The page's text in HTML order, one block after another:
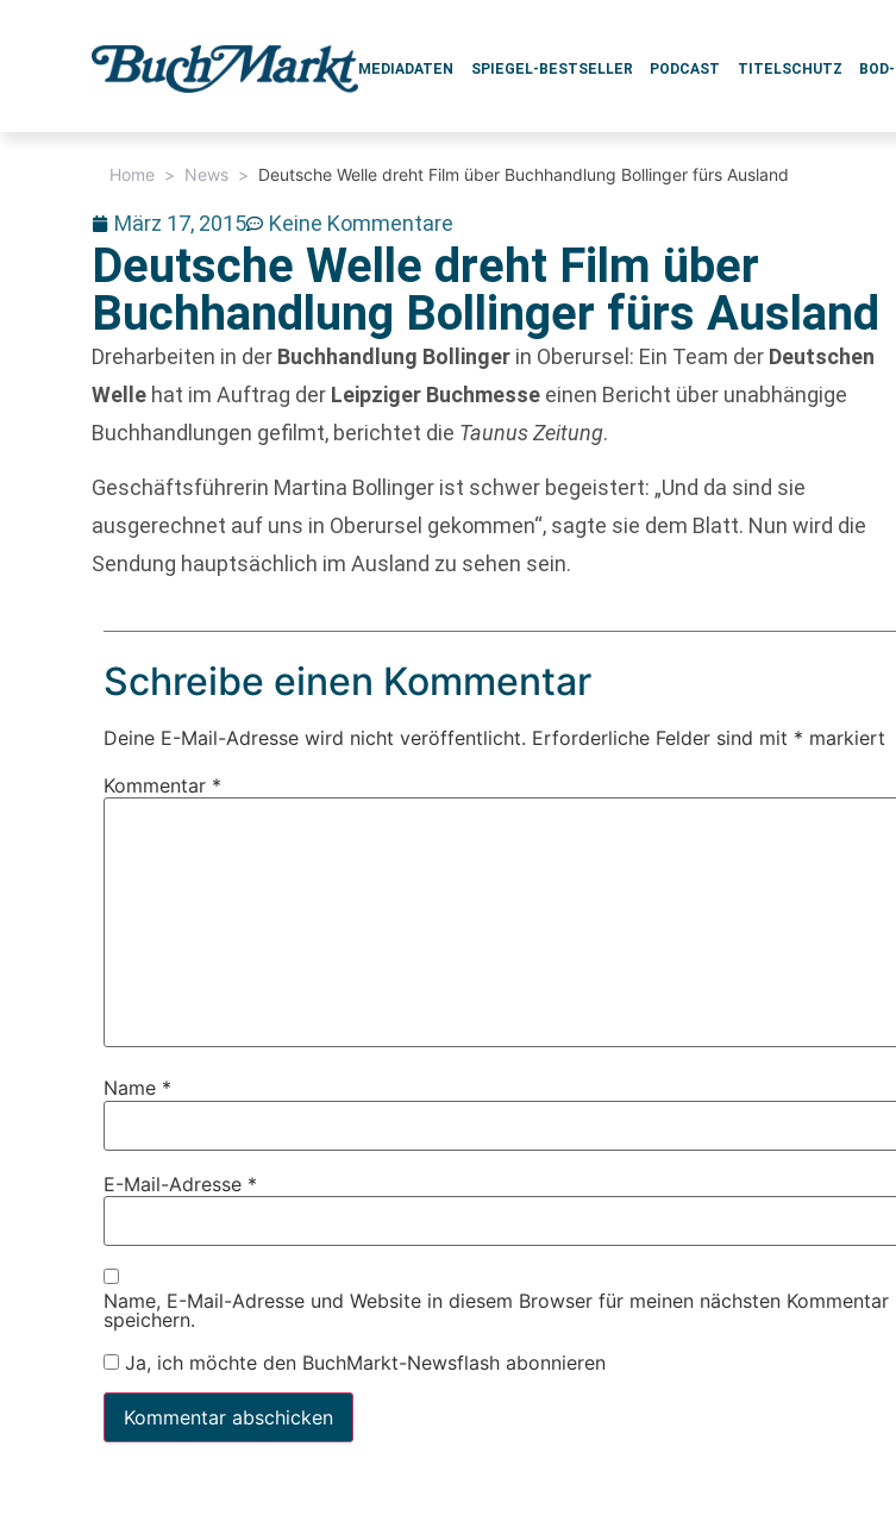
MEDIADATEN SPIEGEL-BESTSELLER PODCAST TITELSCHUTZ
Home > News > Deutsche Welle dreht Film über Buchhandlung Bollinger fürs Ausland
März 17, 2015 Keine Kommentare
Deutsche Welle dreht Film über
Buchhandlung Bollinger fürs Ausland
Dreharbeiten in der Buchhandlung Bollinger in Oberursel: Ein Team der Deutschen
Welle hat im Auftrag der Leipziger Buchmesse einen Bericht über unabhängige
Buchhandlungen gefilmt, berichtet die Taunus Zeitung.
Geschäftsführerin Martina Bollinger ist schwer begeistert: „Und da sind sie
ausgerechnet auf uns in Oberursel gekommen“, sagte sie dem Blatt. Nun wird die
Sendung hauptsächlich im Ausland zu sehen sein.
Schreibe einen Kommentar
Deine E-Mail-Adresse wird nicht veröffentlicht. Erforderliche Felder sind mit * markiert
Kommentar *
Name *
E-Mail-Adresse *
Name, E-Mail-Adresse und Website in diesem Browser für meinen nächsten Kommentar
speichern.
Ja, ich möchte den BuchMarkt-Newsflash abonnieren